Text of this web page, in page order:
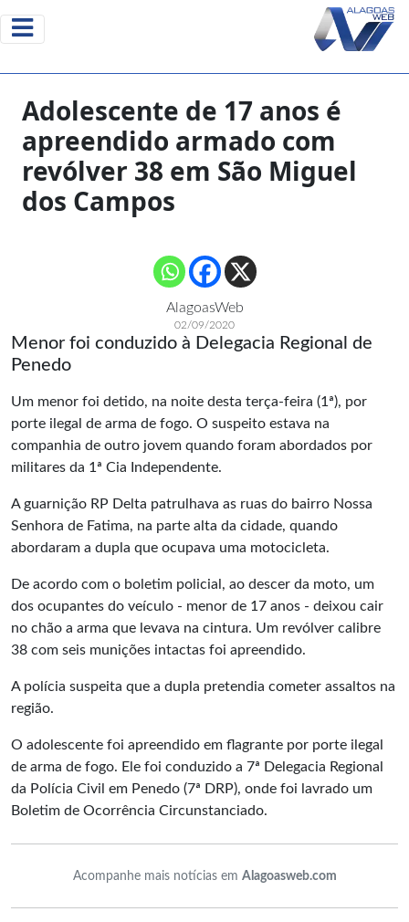
Adolescente de 17 anos é
apreendido armado com
revólver 38 em São Miguel
dos Campos
AlagoasWeb
02/09/2020
Menor foi conduzido à Delegacia Regional de
Penedo
Um menor foi detido, na noite desta terça-feira (1ª), por
porte ilegal de arma de fogo. O suspeito estava na
companhia de outro jovem quando foram abordados por
militares da 1ª Cia Independente.
A guarnição RP Delta patrulhava as ruas do bairro Nossa
Senhora de Fatima, na parte alta da cidade, quando
abordaram a dupla que ocupava uma motocicleta.
De acordo com o boletim policial, ao descer da moto, um
dos ocupantes do veículo - menor de 17 anos - deixou cair
no chão a arma que levava na cintura. Um revólver calibre
38 com seis munições intactas foi apreendido.
A polícia suspeita que a dupla pretendia cometer assaltos na
região.
O adolescente foi apreendido em flagrante por porte ilegal
de arma de fogo. Ele foi conduzido a 7ª Delegacia Regional
da Polícia Civil em Penedo (7ª DRP), onde foi lavrado um
Boletim de Ocorrência Circunstanciado.
Acompanhe mais notícias em Alagoasweb.com